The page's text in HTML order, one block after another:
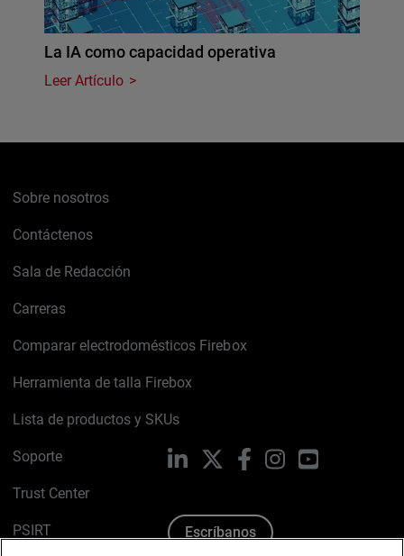
La IA como capacidad operativa
Leer Artículo
Sobre nosotros
Contáctenos
Sala de Redacción
Carreras
Comparar electrodomésticos Firebox
Herramienta de talla Firebox
Lista de productos y SKUs
Soporte
Trust Center
PSIRT
LinkedIn FacebookInstagramYouTube
Escríbanos